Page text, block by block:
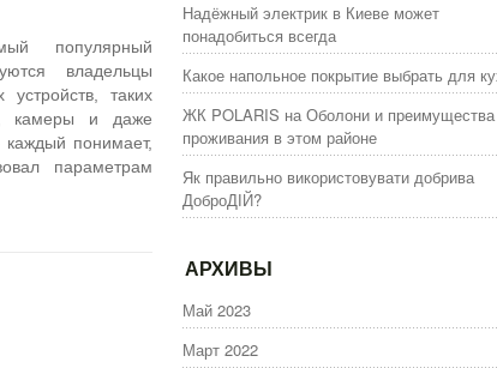
популярный
владельцы
устройств, таких
камеры и даже
каждый понимает,
параметрам
Надёжный электрик в Киеве может
понадобиться всегда
Какое напольное покрытие выбрать для
ЖК POLARIS на Оболони и преимущества
проживания в этом районе
Як правильно використовувати добрива
ДоброДІЙ?
АРХИВЫ
Май 2023
Март 2022